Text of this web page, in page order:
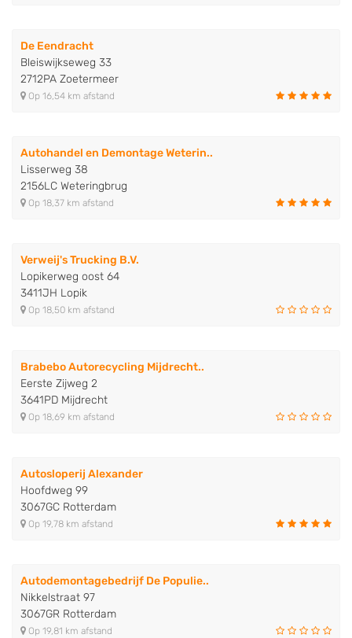
De Eendracht
Bleiswijkseweg 33
2712PA Zoetermeer
Op 16,54 km afstand
Autohandel en Demontage Weterin..
Lisserweg 38
2156LC Weteringbrug
Op 18,37 km afstand
Verweij's Trucking B.V.
Lopikerweg oost 64
3411JH Lopik
Op 18,50 km afstand
Brabebo Autorecycling Mijdrecht..
Eerste Zijweg 2
3641PD Mijdrecht
Op 18,69 km afstand
Autosloperij Alexander
Hoofdweg 99
3067GC Rotterdam
Op 19,78 km afstand
Autodemontagebedrijf De Populie..
Nikkelstraat 97
3067GR Rotterdam
Op 19,81 km afstand